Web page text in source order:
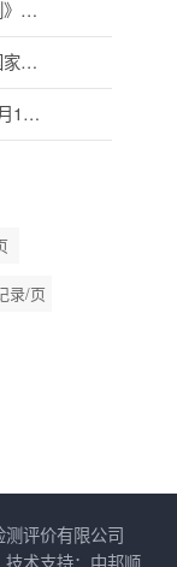
《中华人民共和国监控化学品管理条例》实施细则
《药物非临床研究质量管理规范》（国家食品药品监督管理总局令第34号）
《安全评价检测检验机构管理办法》5月1日起施行！
录/页
评价有限公司